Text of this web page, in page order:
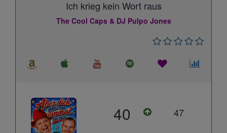
Ich krieg kein Wort raus
The Cool Caps & DJ Pulpo Jones
40 47